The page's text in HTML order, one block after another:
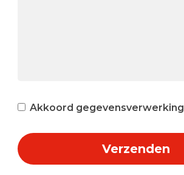
Akkoord gegevensverwerking
Verzenden